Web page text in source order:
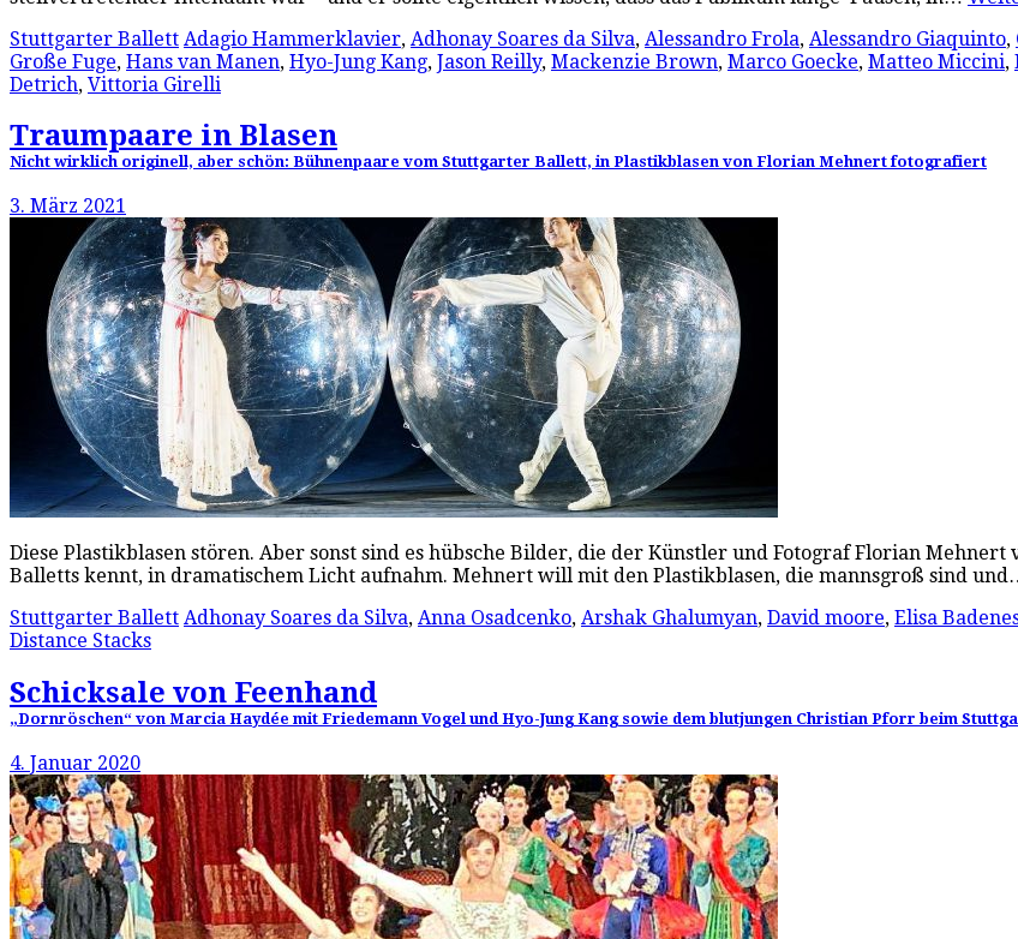
Stuttgarter Ballett Adagio Hammerklavier, Adhonay Soares da Silva, Alessandro Frola, Alessandro Giaquinto,
Große Fuge, Hans van Manen, Hyo-Jung Kang, Jason Reilly, Mackenzie Brown, Marco Goecke, Matteo Miccini,
Detrich, Vittoria Girelli
Traumpaare in Blasen
Nicht wirklich originell, aber schön: Bühnenpaare vom Stuttgarter Ballett, in Plastikblasen von Florian Mehnert fotografiert
3. März 2021
Diese Plastikblasen stören. Aber sonst sind es hübsche Bilder, die der Künstler und Fotograf Florian
Balletts kennt, in dramatischem Licht aufnahm. Mehnert will mit den Plastikblasen, die mannsgroß sind
Stuttgarter Ballett Adhonay Soares da Silva, Anna Osadcenko, Arshak Ghalumyan, David moore, Elisa
Distance Stacks
Schicksale von Feenhand
„Dornröschen“ von Marcia Haydée mit Friedemann Vogel und Hyo-Jung Kang sowie dem blutjungen Christian Pforr beim
4. Januar 2020